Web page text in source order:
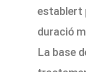
establert
duració
La base